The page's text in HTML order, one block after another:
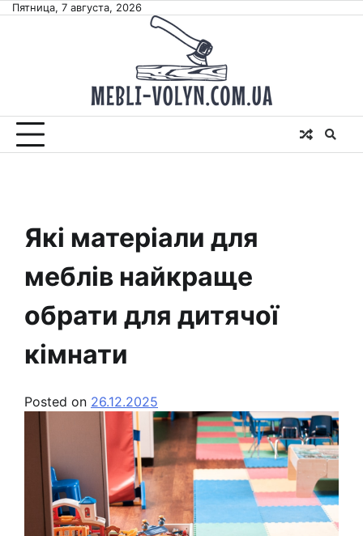
SkipПятница, 7 августа, 2026
Які матеріали для
меблів найкраще
обрати для дитячої
кімнати
Posted on 26.12.2025